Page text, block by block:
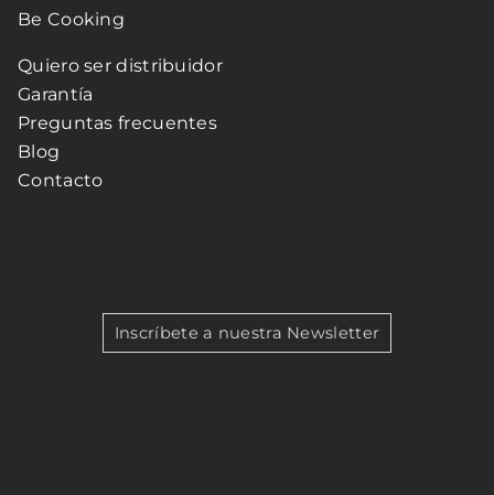
Be Cooking
Quiero ser distribuidor
Garantía
Preguntas frecuentes
Blog
Contacto
Inscríbete a nuestra Newsletter